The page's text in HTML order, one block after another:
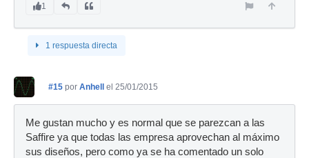
1
1 respuesta directa
#15 por Anhell el 25/01/2015
Me gustan mucho y es normal que se parezcan a las
Saffire ya que todas las empresa aprovechan al máximo
sus diseños, pero como ya se ha comentado un solo